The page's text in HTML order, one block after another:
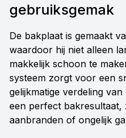
gebruiksgemak
De bakplaat is gemaakt
waardoor hij niet alleen
makkelijk schoon te
systeem zorgt voor een
gelijkmatige verdeling
een perfect bakresultaat,
aanbranden of ongelijk